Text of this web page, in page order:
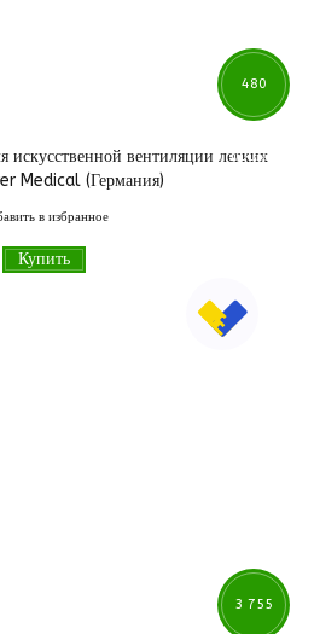
искусственной вентиляции легких
Medical (Германия)
в избранное
480
000грн
Купить
3 755